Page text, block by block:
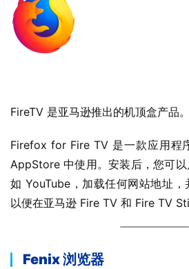
FireTV 是亚马逊推出的机顶盒产品。
Firefox for Fire TV 是一款应用程
AppStore 中使用。安装后，您可以
如 YouTube，加载任何网站地址，
以便在亚马逊 Fire TV 和 Fire TV
Fenix 浏览器